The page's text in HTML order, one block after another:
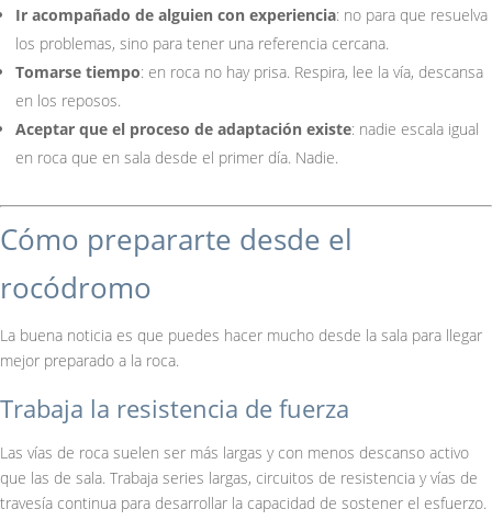
Ir acompañado de alguien con experiencia: no para que resuelva
los problemas, sino para tener una referencia cercana.
Tomarse tiempo: en roca no hay prisa. Respira, lee la vía, descansa
en los reposos.
Aceptar que el proceso de adaptación existe: nadie escala igual
en roca que en sala desde el primer día. Nadie.
Cómo prepararte desde el
rocódromo
La buena noticia es que puedes hacer mucho desde la sala para llegar
mejor preparado a la roca.
Trabaja la resistencia de fuerza
Las vías de roca suelen ser más largas y con menos descanso activo
que las de sala. Trabaja series largas, circuitos de resistencia y vías de
travesía continua para desarrollar la capacidad de sostener el esfuerzo.